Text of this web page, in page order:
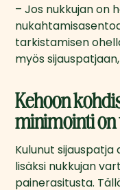
– Jos nukkujan on
tarkistamisen
myös
Kehoon
minimointi
Kulunut
lisäksi nukkujan
painerasitusta.